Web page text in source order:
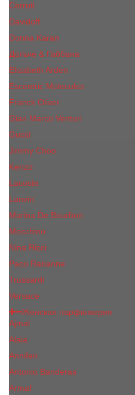
Cerruti
Davidoff
Donna Karan
Дольче & Габбана
Elizabeth Arden
Escentric Molecules
Franck Oliver
Gian Marco Venturi
Gucci
Jimmy Choo
Kenzo
Lacoste
Lanvin
Marina De Bourbon
Moschino
Nina Ricci
Paco Rabanne
Trussardi
Versace
Женская парфюмерия
Ajmal
Alaia
Annifen
Antonio Banderas
Armaf